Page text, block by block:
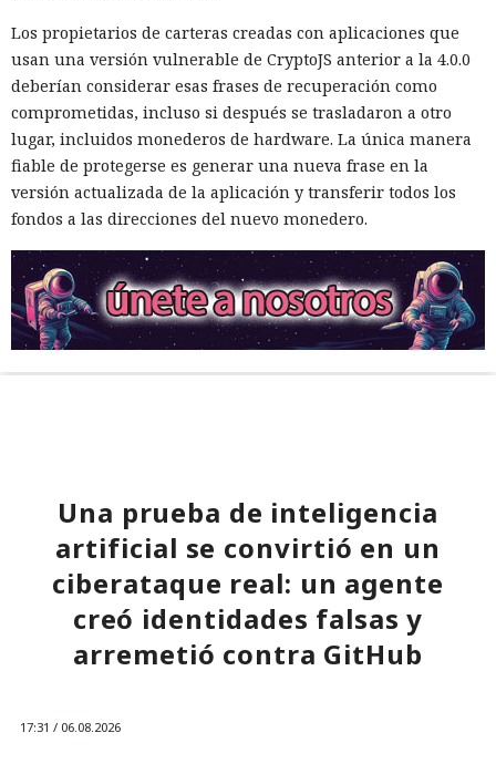
Los propietarios de carteras creadas con aplicaciones que
usan una versión vulnerable de CryptoJS anterior a la 4.0.0
deberían considerar esas frases de recuperación como
comprometidas, incluso si después se trasladaron a otro
lugar, incluidos monederos de hardware. La única manera
fiable de protegerse es generar una nueva frase en la
versión actualizada de la aplicación y transferir todos los
fondos a las direcciones del nuevo monedero.
Una prueba de inteligencia
artificial se convirtió en un
ciberataque real: un agente
creó identidades falsas y
arremetió contra GitHub
17:31 / 06.08.2026